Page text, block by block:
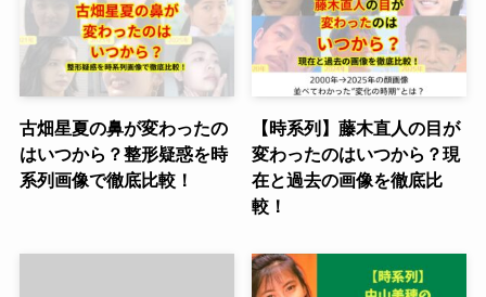
古畑星夏の鼻が変わったの
はいつから？整形疑惑を時
系列画像で徹底比較！
【時系列】藤木直人の目が
変わったのはいつから？現
在と過去の画像を徹底比
較！